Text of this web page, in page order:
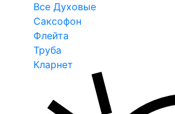
Все Духовые
Саксофон
Флейта
Труба
Кларнет